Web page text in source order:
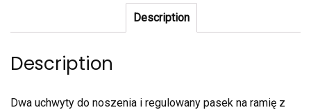
Description
Description
Dwa uchwyty do noszenia i regulowany pasek na ramię z